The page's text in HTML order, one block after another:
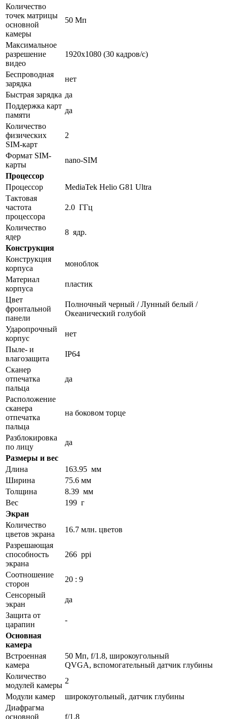
Количество
точек матрицы
основной
камеры
50 Мп
Максимальное
разрешение
видео
1920x1080 (30 кадров/с)
Беспроводная
зарядка
нет
Быстрая зарядка да
Поддержка карт
памяти
да
Количество
физических
SIM-карт
2
Формат SIM-
карты
nano-SIM
Процессор
Процессор
MediaTek Helio G81 Ultra
Тактовая
частота
процессора
2.0 ГГц
Количество
ядер
8 ядр.
Конструкция
Конструкция
корпуса
моноблок
Материал
корпуса
пластик
Цвет
фронтальной
панели
Полночный черный / Лунный белый /
Океанический голубой
Ударопрочный
корпус
нет
Пыле- и
влагозащита
IP64
Сканер
отпечатка
пальца
да
Расположение
сканера
отпечатка
пальца
на боковом торце
Разблокировка
по лицу
да
Размеры и вес
Длина
163.95 мм
Ширина
75.6 мм
Толщина
8.39 мм
Вес
199 г
Экран
Количество
цветов экрана
16.7 млн. цветов
Разрешающая
способность
экрана
266 ppi
Соотношение
сторон
20 : 9
Сенсорный
экран
да
Защита от
царапин
-
Основная
камера
Встроенная
камера
50 Мп, f/1.8, широкоугольный
QVGA, вспомогательный датчик глубины
Количество
модулей камеры
2
Модули камер
широкоугольный, датчик глубины
Диафрагма
основной
f/1.8